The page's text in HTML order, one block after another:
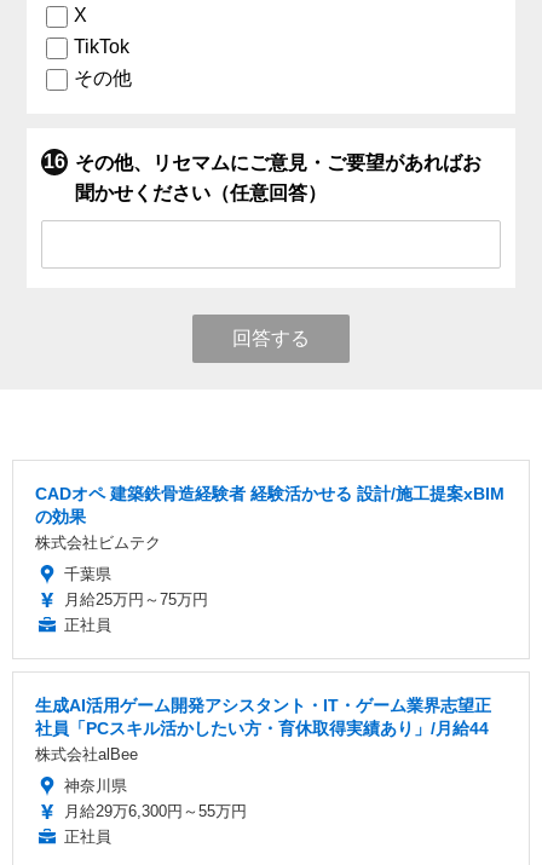
X
TikTok
その他
その他、リセマムにご意見・ご要望があればお
聞かせください（任意回答）
回答する
CADオペ 建築鉄骨造経験者 経験活かせる 設計/施工提案xBIM
の効果
株式会社ビムテク
千葉県
月給25万円～75万円
正社員
生成AI活用ゲーム開発アシスタント・IT・ゲーム業界志望正
社員「PCスキル活かしたい方・育休取得実績あり」/月給44
株式会社alBee
神奈川県
月給29万6,300円～55万円
正社員